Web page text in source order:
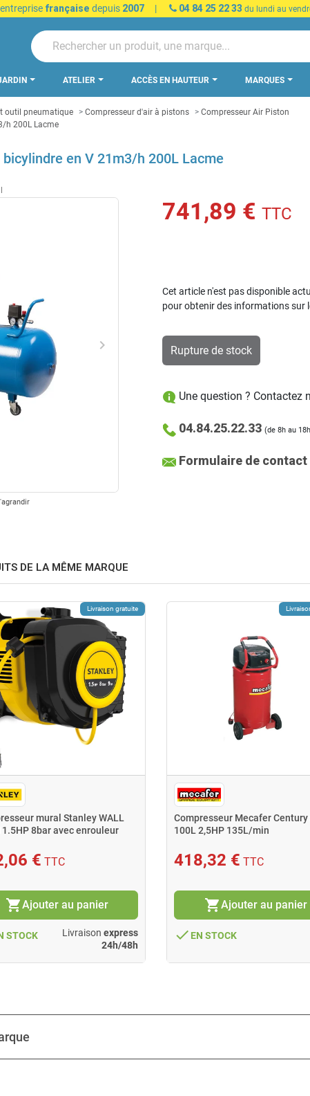
entreprise française depuis 2007 | 04 84 25 22 33 du lundi au
ATELIER ACCÈS EN HAUTEUR MARQUES
outil pneumatique Compresseur d'air à pistons
Compresseur Air Piston
h 200L Lacme
en V 21m3/h 200L Lacme
Suivant
keyboard_arrow_right
741,89 € TTC
Cet article n'est pas disponible
pour obtenir des informations sur
Rupture de stock
Une question ? Contactez
04.84.25.22.33 (de 8h au
Formulaire de contact
DE LA MÊME MARQUE
Livraison gratuite
mural Stanley WALL
1.5HP 8bar avec enrouleur
€ TTC
shopping_cartAjouter au panier
STOCK Livraison express
24h/48h
Compresseur Mecafer Century
100L 2,5HP 135L/min
418,32 € TTC
shopping_cartAjouter au panier
done EN STOCK